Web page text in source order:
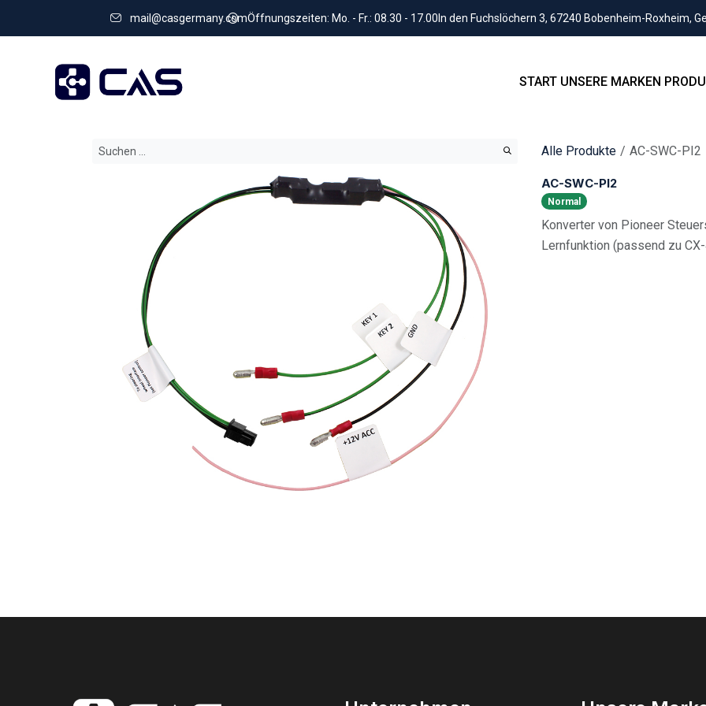
mail@casgermany.comÖffnungszeiten: Mo. - Fr.: 08.30 - 17.00 In den Fuchslöchern 3, 67240 Bobenheim-Roxheim,
START UNSERE MARKEN
Alle Produkte AC-SWC-PI2
AC-SWC-PI2
Normal
Konverter von Pioneer
Lernfunktion (passend zu